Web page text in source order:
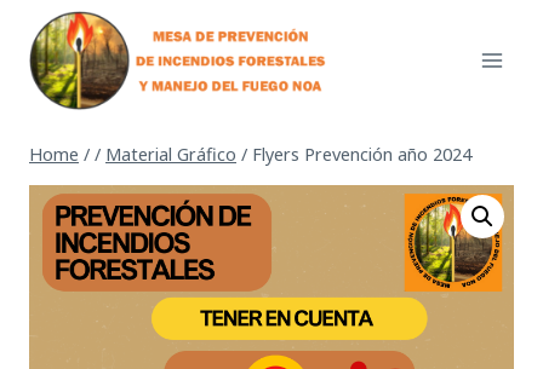
content
Home / / Material Gráfico / Flyers Prevención año 2024